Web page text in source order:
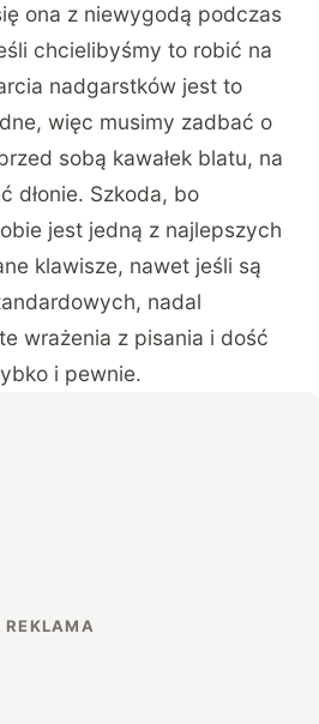
ona z niewygodą podczas
chcielibyśmy to robić na
nadgarstków jest to
więc musimy zadbać o
sobą kawałek blatu, na
dłonie. Szkoda, bo
jest jedną z najlepszych
klawisze, nawet jeśli są
nadal
wrażenia z pisania i dość
i pewnie.